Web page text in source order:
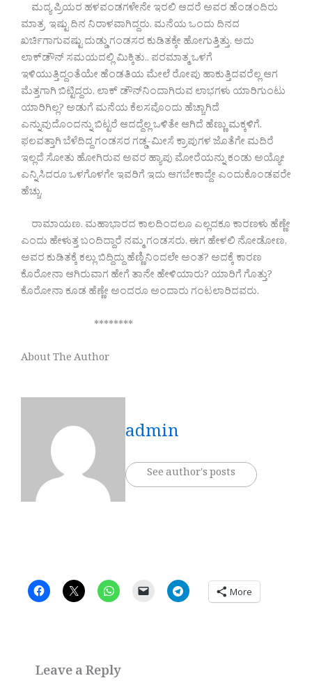
ಮದ್ಯ ಪ್ರಿಯರ ಹಳವಂಡಗಳೇನೇ ಇರಲಿ ಆದರೆ ಅವರ ಹೆಂಡಂದಿರು
ಮಾತ್ರ ಇಷ್ಟು ದಿನ ನಿರಾಳವಾಗಿದ್ದರು. ಮನೆಯ ಒಂದು ದಿನದ
ಖರ್ಚಿಗಾಗುವಷ್ಟು ದುಡ್ಡು ಗಂಡಸರ ಕುಡಿತಕ್ಕೇ ಹೋಗುತ್ತಿತ್ತು. ಅದು
ಲಾಕ್‌ಡೌನ್ ಸಮಯದಲ್ಲಿ ಮಿಕ್ಕಿತು.. ಪರಮಾತ್ಮ ಒಳಗೆ
ಇಳಿಯುತ್ತಿದ್ದಂತೆಯೇ ಹೆಂಡತಿಯ ಮೇಲೆ ರೋಪು ಹಾಕುತ್ತಿದವರೆಲ್ಲ ಆಗ
ಮೆತ್ತಗಾಗಿ ಬಿಟ್ಟಿದ್ದರು. ಲಾಕ್ ಡೌನ್‌ನಿಂದಾಗಿರುವ ಲಾಭಗಳು ಯಾರಿಗುಂಟು
ಯಾರಿಗಿಲ್ಲ? ಅಡುಗೆ ಮನೆಯ ಕೆಲಸವೊಂದು ಹೆಚ್ಚಾಗಿದೆ
ಎನ್ನುವುದೊಂದನ್ನು ಬಿಟ್ಟರೆ ಆದದ್ದೆಲ್ಲ ಒಳಿತೇ ಆಗಿದೆ ಹೆಣ್ಣು ಮಕ್ಕಳಿಗೆ.
ಫಲವತ್ತಾಗಿ ಬೆಳೆದಿದ್ದ ಗಂಡಸರ ಗಡ್ಡ-ಮೀಸೆ ಕ್ರಾಪುಗಳ ಜೊತೆಗೇ ಮದಿರೆ
ಇಲ್ಲದೆ ಸೋತು ಹೋಗಿರುವ ಅವರ ಹ್ಯಾಪು ಮೋರೆಯನ್ನು ಕಂಡು ಅಯ್ಯೋ
ಎನ್ನಿಸಿದರೂ ಒಳಗೊಳಗೇ ಇವರಿಗೆ ಇದು ಆಗಬೇಕಾದ್ದೇ ಎಂದುಕೊಂಡವರೇ
ಹೆಚ್ಚು.
ರಾಮಾಯಣ. ಮಹಾಭಾರದ ಕಾಲದಿಂದಲೂ ಎಲ್ಲದಕೂ ಕಾರಣಳು ಹೆಣ್ಣೇ
ಎಂದು ಹೇಳುತ್ತ ಬಂದಿದ್ದಾರೆ ನಮ್ಮ ಗಂಡಸರು. ಈಗ ಹೇಳಲಿ ನೋಡೋಣ,
ಅವರ ಕುಡಿತಕ್ಕೆ ಕಲ್ಲು ಬಿದ್ದಿದ್ದು ಹೆಣ್ಣಿನಿಂದಲೇ ಅಂತ? ಅದಕ್ಕೆ ಕಾರಣ
ಕೊರೋನಾ ಆಗಿರುವಾಗ ಹೇಗೆ ತಾನೇ ಹೇಳಿಯಾರು? ಯಾರಿಗೆ ಗೊತ್ತು?
ಕೊರೋನಾ ಕೂಡ ಹೆಣ್ಣೇ ಅಂದರೂ ಅಂದಾರು ಗಂಟಲಾರಿದವರು.
********
About The Author
admin
See author's posts
More
Leave a Reply